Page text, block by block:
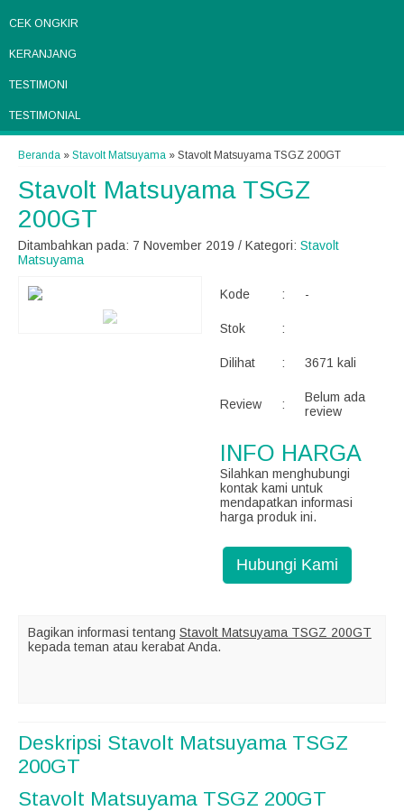
CEK ONGKIR
KERANJANG
TESTIMONI
TESTIMONIAL
Beranda » Stavolt Matsuyama » Stavolt Matsuyama TSGZ 200GT
Stavolt Matsuyama TSGZ
200GT
Ditambahkan pada: 7 November 2019 / Kategori: Stavolt
Matsuyama
Kode : -
Stok :
Dilihat : 3671 kali
Review :
Belum ada
review
INFO HARGA
Silahkan menghubungi
kontak kami untuk
mendapatkan informasi
harga produk ini.
Hubungi Kami
Bagikan informasi tentang Stavolt Matsuyama TSGZ 200GT
kepada teman atau kerabat Anda.
Deskripsi Stavolt Matsuyama TSGZ
200GT
Stavolt Matsuyama TSGZ 200GT